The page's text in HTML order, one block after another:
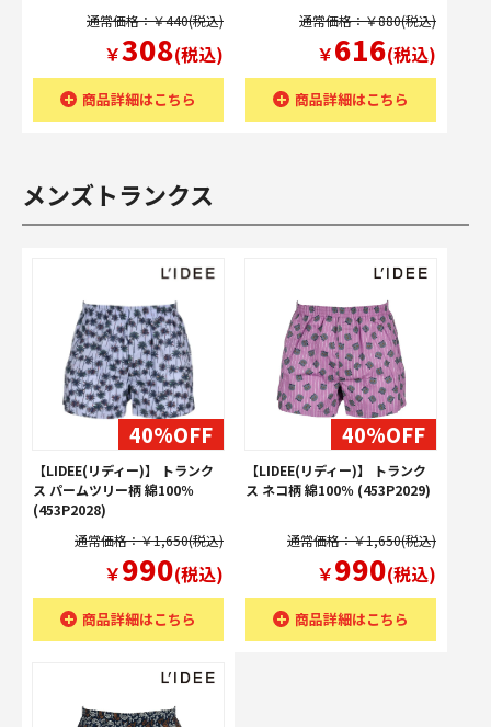
通常価格：￥440(税込)
￥308(税込)
商品詳細はこちら
通常価格：￥880(税込)
￥616(税込)
商品詳細はこちら
メンズトランクス
40%OFF
【LIDEE(リディー)】 トランク
ス パームツリー柄 綿100％
(453P2028)
通常価格：￥1,650(税込)
￥990(税込)
商品詳細はこちら
40%OFF
【LIDEE(リディー)】 トランク
ス ネコ柄 綿100％ (453P2029)
通常価格：￥1,650(税込)
￥990(税込)
商品詳細はこちら